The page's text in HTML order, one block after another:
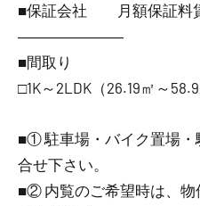
■保証会社 月額保証料
―――――――
■間取り
□1K～2LDK（26.19㎡～
■① 駐車場・バイク置場・
合せ下さい。
■② 内覧のご希望時は、物